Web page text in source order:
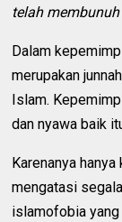
telah
Dalam
merupakan
Islam.
dan nyawa baik
Karenanya
mengatasi
islamofobia yang